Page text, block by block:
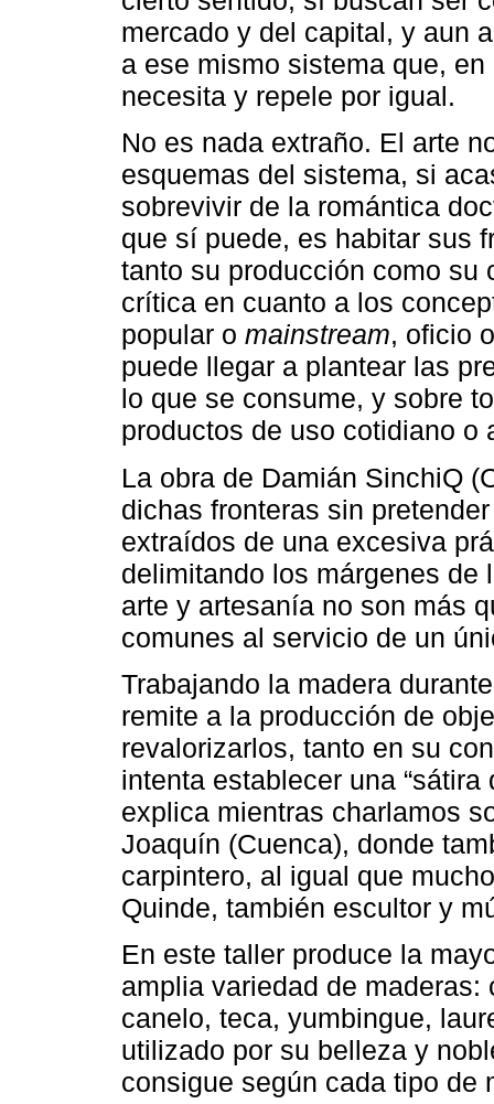
mercado y del capital, y aun
a ese mismo sistema que,
necesita y repele por igual.
No es nada extraño. El arte
esquemas del sistema, si
sobrevivir de la romántica
que sí puede, es habitar sus
tanto su producción como su
crítica en cuanto a los
popular o mainstream, oficio
puede llegar a plantear las
lo que se consume, y sobre
productos de uso cotidiano o
La obra de Damián SinchiQ
dichas fronteras sin
extraídos de una excesiva
delimitando los márgenes de
arte y artesanía no son más
comunes al servicio de un
Trabajando la madera
remite a la producción de
revalorizarlos, tanto en su
intenta establecer una
explica mientras charlamos
Joaquín (Cuenca), donde
carpintero, al igual que
Quinde, también escultor y
En este taller produce la
amplia variedad de
canelo, teca, yumbingue,
utilizado por su belleza y
consigue según cada tipo de